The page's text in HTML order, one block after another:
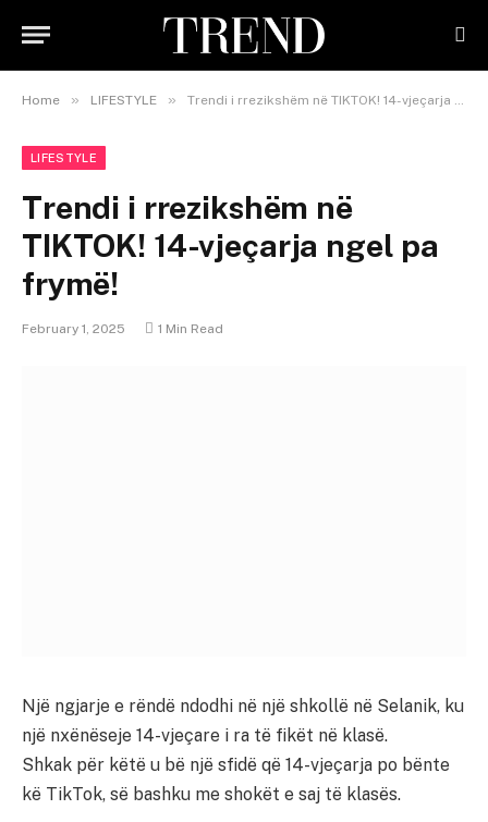
Home » LIFESTYLE » Trendi i rrezikshëm në TIKTOK! 14-vjeçarja ngel pa frymë!
LIFESTYLE
Trendi i rrezikshëm në
TIKTOK! 14-vjeçarja ngel pa
frymë!
February 1, 2025 1 Min Read
Një ngjarje e rëndë ndodhi në një shkollë në Selanik, ku
një nxënëseje 14-vjeçare i ra të fikët në klasë.
Shkak për këtë u bë një sfidë që 14-vjeçarja po bënte
kë TikTok, së bashku me shokët e saj të klasës.